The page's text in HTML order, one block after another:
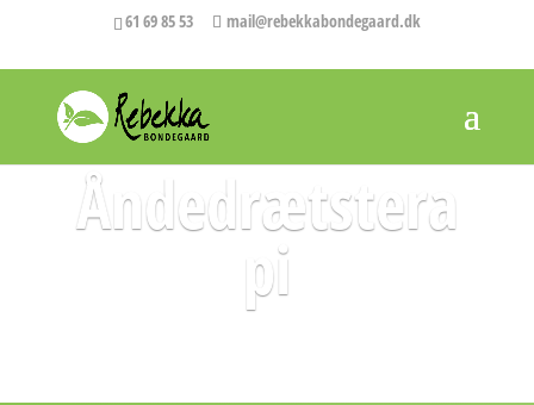
61 69 85 53 mail@rebekkabondegaard.dk
Åndedrætstera
pi